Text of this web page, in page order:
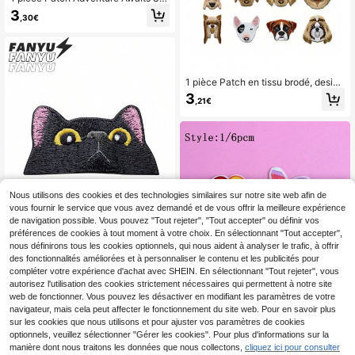
f Voyage Camping Van Vélo de Mon
tagne Aventure Plein Air Hippie Pun
hermocollant à Coudre Badge Pers
onnalisé DIY Accessoire Vêtement
Broderie Couture Patch Thermocoll
ant Tissu Décoration Vêtement Pat
Broderie Patch École
3 ,30€
HUIANFanyu
1 pièce Patch thermocollant de visa
ge de chat noir pleurant, patch appli
qué brodé, badge de chat pleurant
à coudre, patch de tissu brodé DIY,
patch brodé en forme de cœur, patc
h pour vêtements, patch de décorat
ion d'emballage de valise, accessoi
res de vêtements DIY personnalisé
s, patch de tissu à coudre et thermo
collant, patch de décoration de vêt
ements, badge, broche, chaussure,
3 ,95€
1 pièce Patch en tissu brodé, design
tête de chien mignon, décoration à r
epasser pour vêtements, sacs, conv
3 ,21€
Nous utilisons des cookies et des technologies similaires sur notre site web afin de
vous fournir le service que vous avez demandé et de vous offrir la meilleure expérience
de navigation possible. Vous pouvez "Tout rejeter", "Tout accepter" ou définir vos
préférences de cookies à tout moment à votre choix. En sélectionnant "Tout accepter",
nous définirons tous les cookies optionnels, qui nous aident à analyser le trafic, à offrir
des fonctionnalités améliorées et à personnaliser le contenu et les publicités pour
compléter votre expérience d'achat avec SHEIN. En sélectionnant "Tout rejeter", vous
autorisez l'utilisation des cookies strictement nécessaires qui permettent à notre site
web de fonctionner. Vous pouvez les désactiver en modifiant les paramètres de votre
navigateur, mais cela peut affecter le fonctionnement du site web. Pour en savoir plus
sur les cookies que nous utilisons et pour ajuster vos paramètres de cookies
optionnels, veuillez sélectionner "Gérer les cookies". Pour plus d'informations sur la
manière dont nous traitons les données que nous collectons, cliquez ici pour consulter